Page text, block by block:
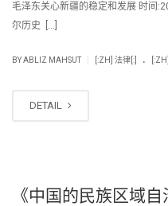
毛泽东关心新疆的稳定和发展 时
尔历史 […]
BYABLIZ MAHSUT [:ZH] 法律[:] .
DETAIL
《中国的民族区域